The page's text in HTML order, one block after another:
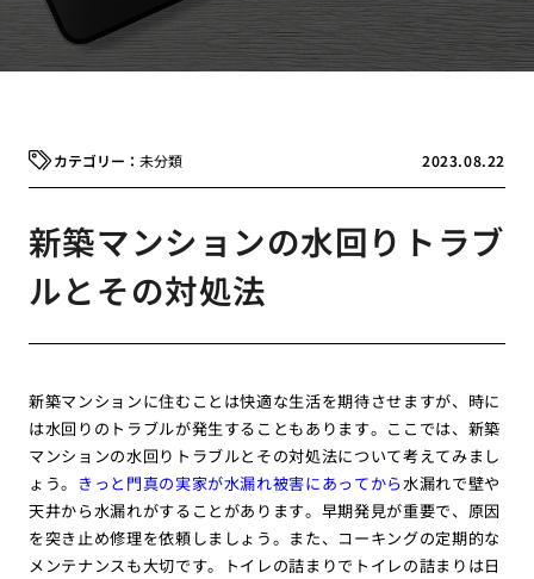
2023.08.22
未分類
新築マンションの水回りトラブ
ルとその対処法
新築マンションに住むことは快適な生活を期待させますが、時に
は水回りのトラブルが発生することもあります。ここでは、新築
マンションの水回りトラブルとその対処法について考えてみまし
ょう。 きっと門真の実家が水漏れ被害にあってから水漏れで壁や
天井から水漏れがすることがあります。早期発見が重要で、原因
を突き止め修理を依頼しましょう。また、コーキングの定期的な
メンテナンスも大切です。トイレの詰まりでトイレの詰まりは日